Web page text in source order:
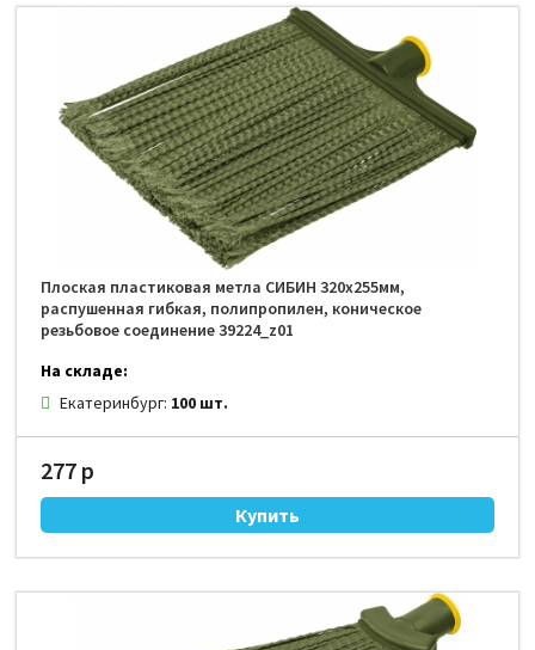
Плоская пластиковая метла СИБИН 320х255мм,
распушенная гибкая, полипропилен, коническое
резьбовое соединение 39224_z01
На складе:
Екатеринбург: 100 шт.
277 р